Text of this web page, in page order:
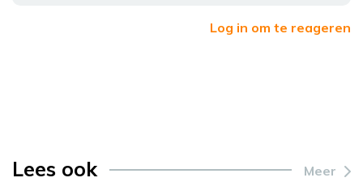
Log in om te reageren
Lees ook Meer